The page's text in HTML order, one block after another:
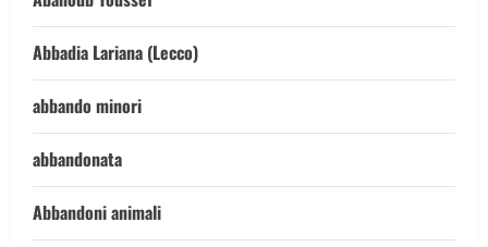
Abbadia Lariana (Lecco)
abbando minori
abbandonata
Abbandoni animali